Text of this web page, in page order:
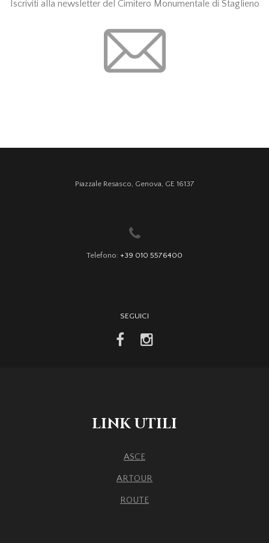
Iscriviti alla newsletter del Cimitero Monumentale di Staglieno
Piazzale Resasco, Genova, GE 16137
Telefono: +39 010 5576400
SEGUICI
facebookinstagram
LINK UTILI
ASCE
ARTOUR
ROUTE